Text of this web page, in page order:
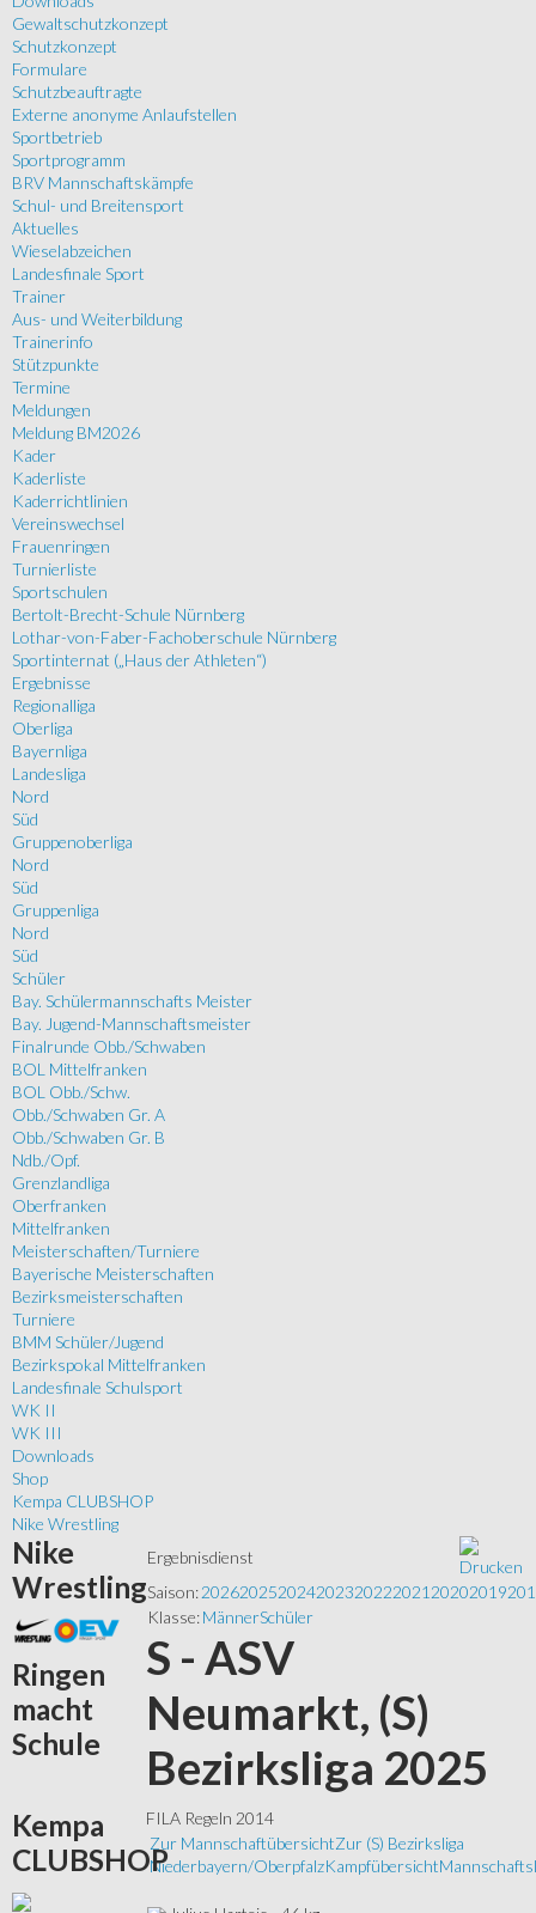
Gewaltschutzkonzept
Schutzkonzept
Formulare
Schutzbeauftragte
Externe anonyme Anlaufstellen
Sportbetrieb
Sportprogramm
BRV Mannschaftskämpfe
Schul- und Breitensport
Aktuelles
Wieselabzeichen
Landesfinale Sport
Trainer
Aus- und Weiterbildung
Trainerinfo
Stützpunkte
Termine
Meldungen
Meldung BM2026
Kader
Kaderliste
Kaderrichtlinien
Vereinswechsel
Frauenringen
Turnierliste
Sportschulen
Bertolt-Brecht-Schule Nürnberg
Lothar-von-Faber-Fachoberschule Nürnberg
Sportinternat („Haus der Athleten“)
Ergebnisse
Regionalliga
Oberliga
Bayernliga
Landesliga
Nord
Süd
Gruppenoberliga
Nord
Süd
Gruppenliga
Nord
Süd
Schüler
Bay. Schülermannschafts Meister
Bay. Jugend-Mannschaftsmeister
Finalrunde Obb./Schwaben
BOL Mittelfranken
BOL Obb./Schw.
Obb./Schwaben Gr. A
Obb./Schwaben Gr. B
Ndb./Opf.
Grenzlandliga
Oberfranken
Mittelfranken
Meisterschaften/Turniere
Bayerische Meisterschaften
Bezirksmeisterschaften
Turniere
BMM Schüler/Jugend
Bezirkspokal Mittelfranken
Landesfinale Schulsport
WK II
WK III
Downloads
Shop
Kempa CLUBSHOP
Nike Wrestling
Ergebnisdienst
Saison:202620252024202320222021 20202019
Klasse:MännerSchüler
S - ASV
Neumarkt, (S)
Bezirksliga 2025
FILA Regeln 2014
Zur MannschaftübersichtZur (S) Bezirksliga
Niederbayern/OberpfalzKampfübersicht
Nike
Wrestling
Ringen
macht
Schule
Kempa
CLUBSHOP